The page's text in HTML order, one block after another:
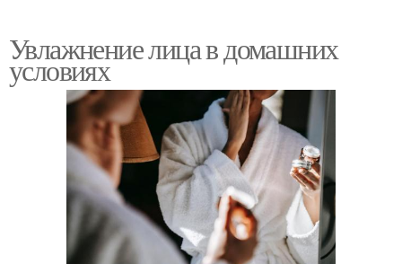
Увлажнение лица в домашних
условиях